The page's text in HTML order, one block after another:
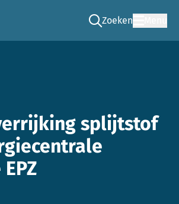
Zoeken
Ga naar de zoek
splijtstof